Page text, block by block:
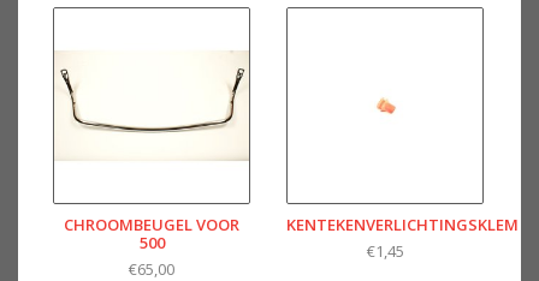
CHROOMBEUGEL VOOR
500
€65,00
KENTEKENVERLICHTINGSKLEM
€1,45